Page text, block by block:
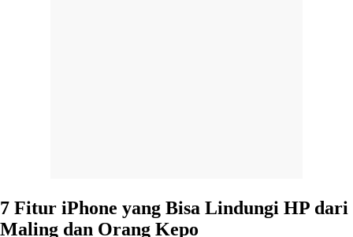
7 Fitur iPhone yang Bisa Lindungi HP dari
Maling dan Orang Kepo